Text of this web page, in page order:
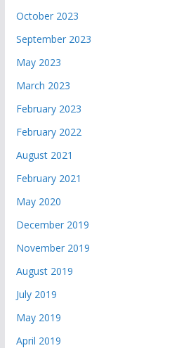
October 2023
September 2023
May 2023
March 2023
February 2023
February 2022
August 2021
February 2021
May 2020
December 2019
November 2019
August 2019
July 2019
May 2019
April 2019